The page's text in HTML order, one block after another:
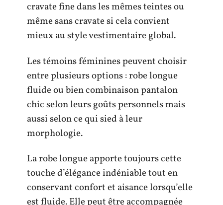
cravate fine dans les mêmes teintes ou
même sans cravate si cela convient
mieux au style vestimentaire global.
Les témoins féminines peuvent choisir
entre plusieurs options : robe longue
fluide ou bien combinaison pantalon
chic selon leurs goûts personnels mais
aussi selon ce qui sied à leur
morphologie.
La robe longue apporte toujours cette
touche d’élégance indéniable tout en
conservant confort et aisance lorsqu’elle
est fluide. Elle peut être accompagnée